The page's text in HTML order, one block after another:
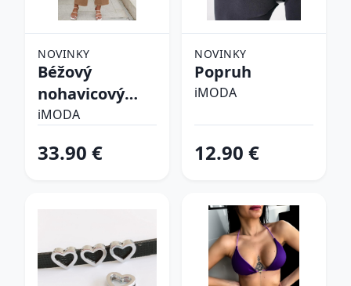
NOVINKY
Béžový
nohavicový
komplet
iMODA
33.90 €
NOVINKY
Popruh
iMODA
12.90 €